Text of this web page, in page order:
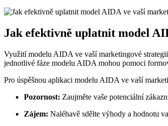
Jak efektivně uplatnit model
Využití modelu AIDA ve vaší marketingové
jednotlivé fáze modelu AIDA mohou pomoci
Pro úspěšnou aplikaci modelu AIDA ve vaší
Pozornost: Zaujměte vaše potenciální
Zájem: Naléhavě sdělte výhody a hodnotu